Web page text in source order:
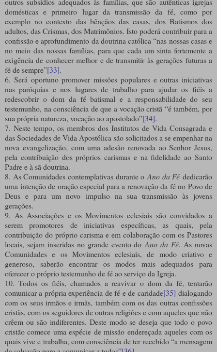
domésticas e primeiro lugar da transmissão da fé, como por
exemplo no contexto das bênçãos das casas, dos Batismos dos
adultos, das Crismas, dos Matrimônios. Isto poderá contribuir para a
confissão e aprofundimento da doutrina católica “nas nossas casas e
no meio das nossas famílias, para que cada um sinta fortemente a
exigência de conhecer melhor e de transmitir às gerações futuras a
fé de sempre”[33].
6. Será oportuno promover missões populares e outras iniciativas
nas paróquias e nos lugares de trabalho para ajudar os fiéis a
redescobrir o dom da fé batismal e a responsabilidade do seu
testemunho, na consciência de que a vocação cristã “é também, por
sua própria natureza, vocação ao apostolado”[34].
7. Neste tempo, os membros dos Institutos de Vida Consagrada e
das Sociedades de Vida Apostólica são solicitados a se empenhar na
nova evangelização, com uma adesão renovada ao Senhor Jesus,
pela contribuição dos próprios carismas e na fidelidade ao Santo
Padre e à sã doutrina.
8. As Comunidades contemplativas durante o Ano da Fé dedicarão
uma intenção de oração especial para a renovação da fé no Povo de
Deus e para um novo impulso na sua transmissão às jovens
gerações.
9. As Associações e os Movimentos eclesiais são convidados a
serem promotores de iniciativas específicas, as quais, pela
contribuição do próprio carisma e em colaboração com os Pastores
locais, sejam inseridas no grande evento doAno da Fé. As novas
Comunidades e os Movimentos eclesiais, de modo criativo e
generoso, saberão encontrar os modos mais adequados para
oferecer o próprio testemunho de fé ao serviço da Igreja.
10. Todos os fiéis, chamados a reavivar o dom da fé, tentarão
comunicar a própria experiência de fé e de caridade[35] dialogando
com os seus irmãos e irmãs, também com os das outras confissões
cristãs, com os seguidores de outras religiões e com aqueles que não
crêem ou são indiferentes. Deste modo se deseja que todo o povo
cristão comece uma espécie de missão endereçada aqueles com os
quais vive e trabalha, com consciência de ter recebido “a mensagem